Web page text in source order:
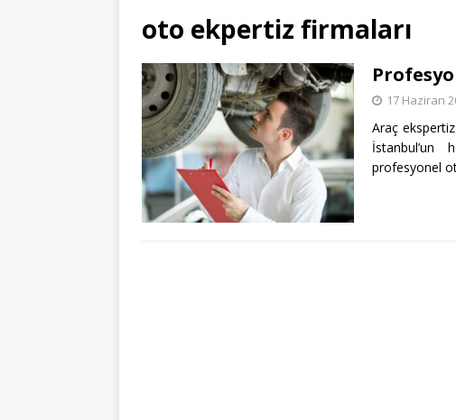
oto ekpertiz firmaları
17 Haziran
Araç
İstanbul’un
profesyonel